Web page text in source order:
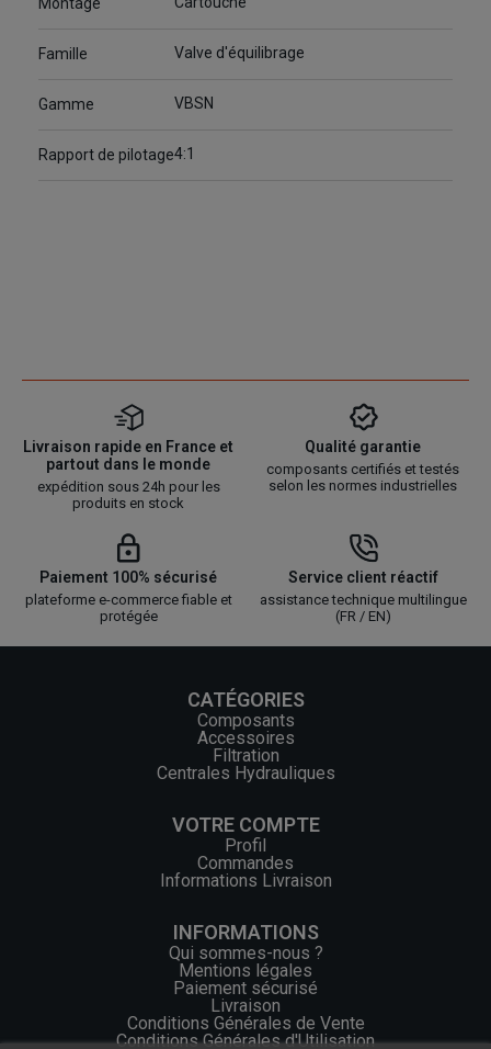
Montage
Famille Valve d'équilibrage
Gamme VBSN
Rapport de pilotage4:1
Livraison rapide en France et
partout dans le monde
expédition sous 24h pour les
produits en stock
Qualité garantie
composants certifiés et testés
selon les normes industrielles
Paiement 100% sécurisé
plateforme e-commerce fiable et
protégée
Service client réactif
assistance technique multilingue
(FR / EN)
CATÉGORIES
Composants
Accessoires
Filtration
Centrales Hydrauliques
VOTRE COMPTE
Profil
Commandes
Informations Livraison
INFORMATIONS
Qui sommes-nous ?
Mentions légales
Paiement sécurisé
Livraison
Conditions Générales de Vente
Conditions Générales d'Utilisation